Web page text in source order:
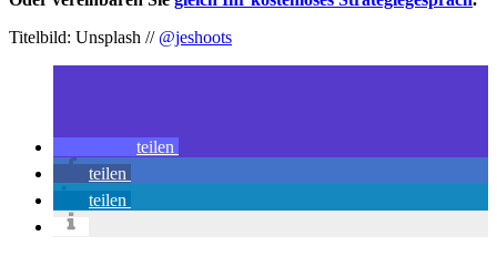
Titelbild: Unsplash // @jeshoots
teilen
teilen
teilen